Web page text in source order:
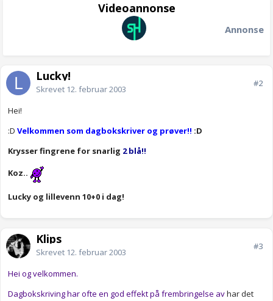
Videoannonse
Annonse
Lucky!
Skrevet 12. februar 2003
#2
Hei!
:D Velkommen som dagbokskriver og prøver!! :D
Krysser fingrene for snarlig 2 blå!!
Koz..
Lucky og lillevenn 10+0 i dag!
Klips
Skrevet 12. februar 2003
#3
Hei og velkommen.
Dagbokskriving har ofte en god effekt på frembringelse avhar det